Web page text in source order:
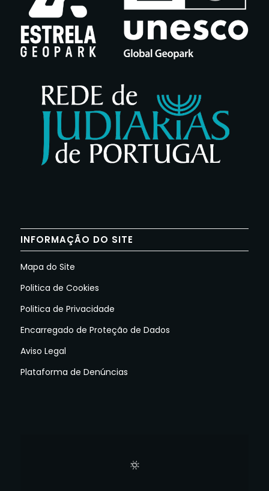
INFORMAÇÃO DO SITE
Mapa do Site
Politica de Cookies
Politica de Privacidade
Encarregado de Proteção de Dados
Aviso Legal
Plataforma de Denúncias